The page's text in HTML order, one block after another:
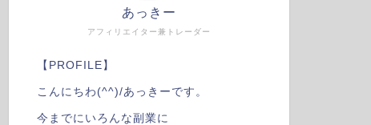
アフィリエイター兼トレーダー
あっきー
【PROFILE】
こんにちわ(^^)/あっきーです。
今までにいろんな副業に